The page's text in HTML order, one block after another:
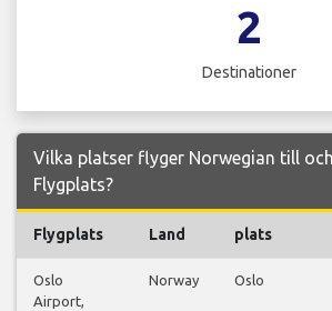
2
Destinationer
Vilka platser flyger Norwegian till
Flygplats?
Flygplats Land plats
Oslo
Airport,
Norway Oslo